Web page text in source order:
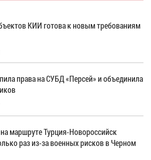
КИИ готова к новым требованиям
права на СУБД «Персей» и объединила
маршруте Турция-Новороссийск
раз из-за военных рисков в Черном